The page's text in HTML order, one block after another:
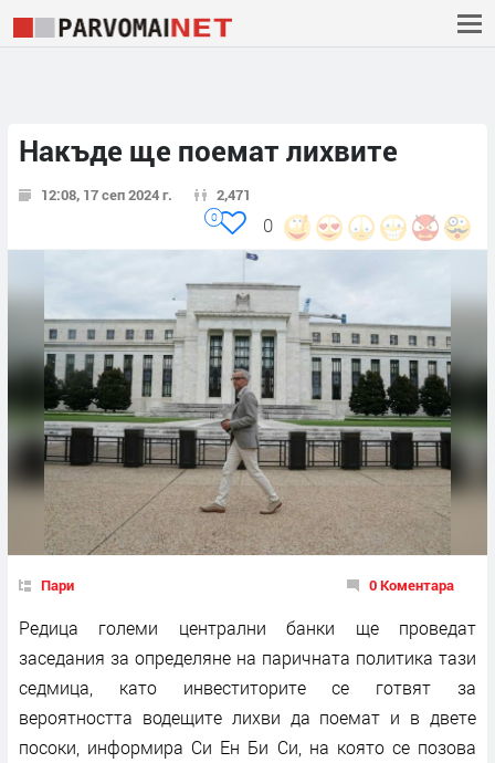
Накъде ще поемат лихвите
12:08, 17 сеп 2024 г. 2,471
0
0
Пари 0 Коментара
Редица големи централни банки ще проведат
заседания за определяне на паричната политика тази
седмица, като инвеститорите се готвят за
вероятността водещите лихви да поемат и в двете
посоки, информира Си Ен Би Си, на която се позова